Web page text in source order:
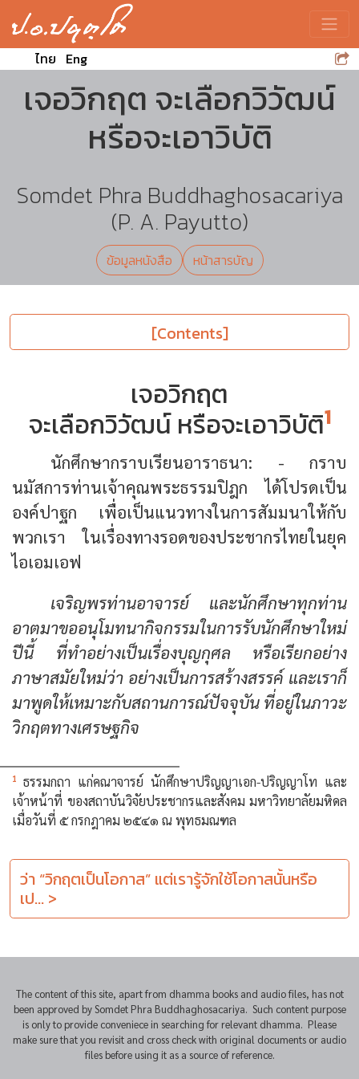
ไทย Eng
เจอวิกฤต จะเลือกวิวัฒน์
หรือจะเอาวิบัติ
Somdet Phra Buddhaghosacariya
(P. A. Payutto)
ข้อมูลหนังสือ หน้าสารบัญ
[Contents]
เจอวิกฤต
จะเลือกวิวัฒน์ หรือจะเอาวิบัติ1
นักศึกษากราบเรียนอาราธนา: - กราบ
นมัสการท่านเจ้าคุณพระธรรมปิฎก ได้โปรดเป็น
องค์ปาฐก เพื่อเป็นแนวทางในการสัมมนาให้กับ
พวกเรา ในเรื่องทางรอดของประชากรไทยในยุค
ไอเอมเอฟ
เจริญพรท่านอาจารย์ และนักศึกษาทุกท่าน
อาตมาขออนุโมทนากิจกรรมในการรับนักศึกษาใหม่
ปีนี้ ที่ทำอย่างเป็นเรื่องบุญกุศล หรือเรียกอย่าง
ภาษาสมัยใหม่ว่า อย่างเป็นการสร้างสรรค์ และเราก็
มาพูดให้เหมาะกับสถานการณ์ปัจจุบัน ที่อยู่ในภาวะ
วิกฤตทางเศรษฐกิจ
1 ธรรมกถา แก่คณาจารย์ นักศึกษาปริญญาเอก-ปริญญาโท และ
เจ้าหน้าที่ ของสถาบันวิจัยประชากรและสังคม มหาวิทยาลัยมหิดล
เมื่อวันที่ ๕ กรกฎาคม ๒๕๔๑ ณ พุทธมณฑล
ว่า “วิกฤตเป็นโอกาส” แต่เรารู้จักใช้โอกาสนั้นหรือ
เป... >
The content of this site, apart from dhamma books and audio files, has not
been approved by Somdet Phra Buddhaghosacariya. Such content purpose
is only to provide conveniece in searching for relevant dhamma. Please
make sure that you revisit and cross check with original documents or audio
files before using it as a source of reference.